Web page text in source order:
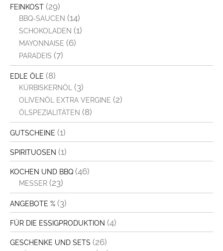
FEINKOST (29)
BBQ-SAUCEN (14)
SCHOKOLADEN (1)
MAYONNAISE (6)
PARADEIS (7)
EDLE ÖLE (8)
KÜRBISKERNÖL (3)
OLIVENÖL EXTRA VERGINE (2)
ÖLSPEZIALITÄTEN (8)
GUTSCHEINE (1)
SPIRITUOSEN (1)
KOCHEN UND BBQ (46)
MESSER (23)
ANGEBOTE % (3)
FÜR DIE ESSIGPRODUKTION (4)
GESCHENKE UND SETS (26)